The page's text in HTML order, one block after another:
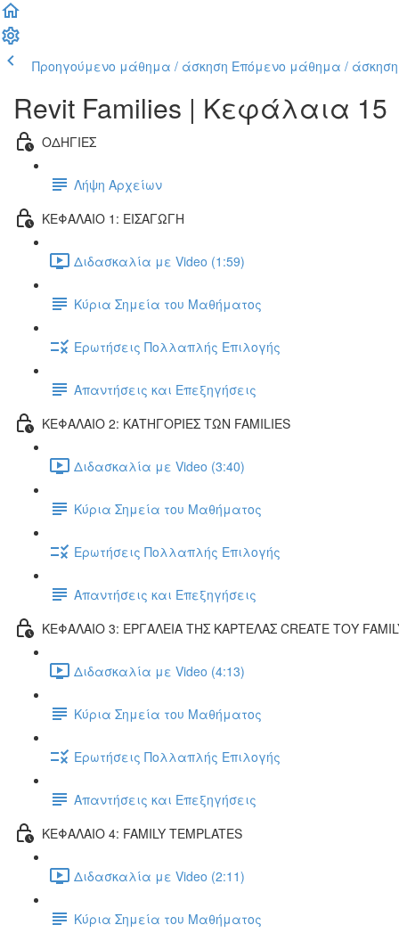
Προηγούμενο μάθημα / άσκηση Επόμενο μάθημα / άσκηση
Revit Families | Kεφάλαια 15
ΟΔΗΓΙΕΣ
Λήψη Αρχείων
ΚΕΦΑΛΑΙΟ 1: ΕΙΣΑΓΩΓΗ
Διδασκαλία με Video (1:59)
Κύρια Σημεία του Μαθήματος
Ερωτήσεις Πολλαπλής Επιλογής
Απαντήσεις και Επεξηγήσεις
ΚΕΦΑΛΑΙΟ 2: ΚΑΤΗΓΟΡΙΕΣ ΤΩΝ FAMILIES
Διδασκαλία με Video (3:40)
Κύρια Σημεία του Μαθήματος
Ερωτήσεις Πολλαπλής Επιλογής
Απαντήσεις και Επεξηγήσεις
ΚΕΦΑΛΑΙΟ 3: ΕΡΓΑΛΕΙΑ ΤΗΣ ΚΑΡΤΕΛΑΣ CREATE ΤΟΥ
Διδασκαλία με Video (4:13)
Κύρια Σημεία του Μαθήματος
Ερωτήσεις Πολλαπλής Επιλογής
Απαντήσεις και Επεξηγήσεις
ΚΕΦΑΛΑΙΟ 4: FAMILY TEMPLATES
Διδασκαλία με Video (2:11)
Κύρια Σημεία του Μαθήματος